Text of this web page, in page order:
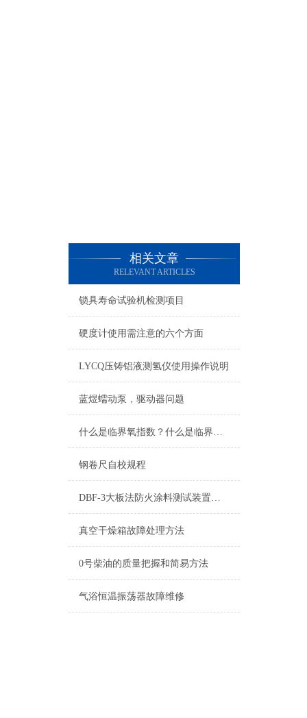
相关文章
RELEVANT ARTICLES
锁具寿命试验机检测项目
硬度计使用需注意的六个方面
LYCQ压铸铝液测氢仪使用操作说明
蓝煜蠕动泵，驱动器问题
什么是临界氧指数？什么是临界氧浓度？什么是极限氧浓度？
钢卷尺自校规程
DBF-3大板法防火涂料测试装置全面升级
真空干燥箱故障处理方法
0号柴油的质量把握和简易方法
气浴恒温振荡器故障维修